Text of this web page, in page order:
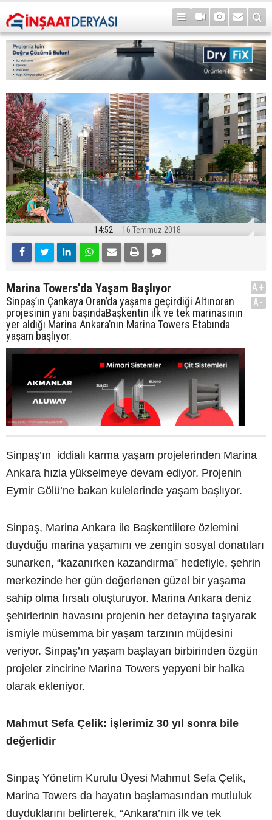
14:52 16 Temmuz 2018
Marina Towers’da Yaşam Başlıyor
Sinpaş’ın Çankaya Oran’da yaşama geçirdiği Altınoran
projesinin yanı başındaBaşkentin ilk ve tek marinasının
yer aldığı Marina Ankara’nın Marina Towers Etabında
yaşam başlıyor.
A+
A-
Sinpaş’ın iddialı karma yaşam projelerinden Marina
Ankara hızla yükselmeye devam ediyor. Projenin
Eymir Gölü’ne bakan kulelerinde yaşam başlıyor.
Sinpaş, Marina Ankara ile Başkentlilere özlemini
duyduğu marina yaşamını ve zengin sosyal donatıları
sunarken, “kazanırken kazandırma” hedefiyle, şehrin
merkezinde her gün değerlenen güzel bir yaşama
sahip olma fırsatı oluşturuyor. Marina Ankara deniz
şehirlerinin havasını projenin her detayına taşıyarak
ismiyle müsemma bir yaşam tarzının müjdesini
veriyor. Sinpaş’ın yaşam başlayan birbirinden özgün
projeler zincirine Marina Towers yepyeni bir halka
olarak ekleniyor.
Mahmut Sefa Çelik: İşlerimiz 30 yıl sonra bile
değerlidir
Sinpaş Yönetim Kurulu Üyesi Mahmut Sefa Çelik,
Marina Towers da hayatın başlamasından mutluluk
duyduklarını belirterek, “Ankara’nın ilk ve tek